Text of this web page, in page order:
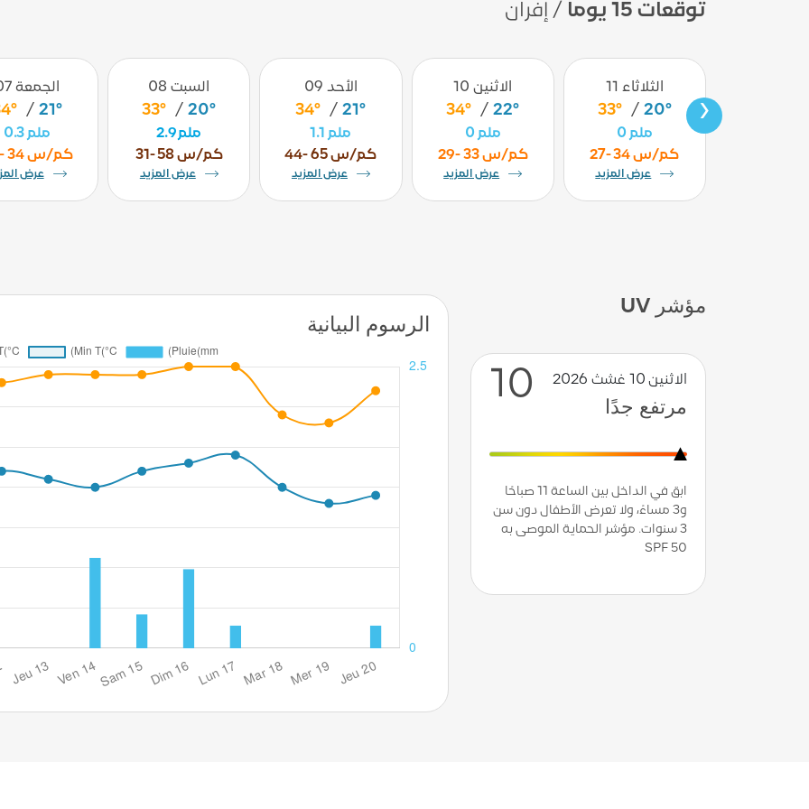
توقعات 15 يوماً / إفران
الجمعة 07
/21°
0.3 ملم
29- 34 كم/س
عرض
السبت 08
33° /20°
2.9 ملم
31- 58 كم/س
عرض المزيد
الأحد 09
34° /21°
1.1 ملم
44- 65 كم/س
عرض المزيد
الاثنين 10
34° /22°
0 ملم
29- 33 كم/س
عرض المزيد
الثلاثاء 11
33° / 20°
0 ملم
27- 34 كم/س
عرض المزيد
›
مؤشر UV
الاثنين 10 غشث 2026
مرتفع جدًا
10
ابق في الداخل بين الساعة 11 صباحًا
و3 مساءً، ولا تعرض الأطفال دون سن
3 سنوات. مؤشر الحماية الموصى به
SPF 50
الرسوم البيانية